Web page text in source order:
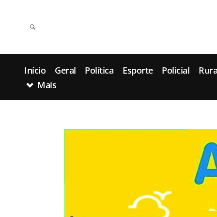
Início Geral Política Esporte Policial
Mais